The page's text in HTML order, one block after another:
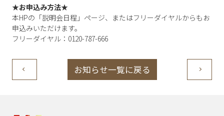
★お申込み方法★
本HPの「説明会日程」ページ、またはフリーダイヤルからもお
申込みいただけます。
フリーダイヤル：0120-787-666
お知らせ一覧に戻る